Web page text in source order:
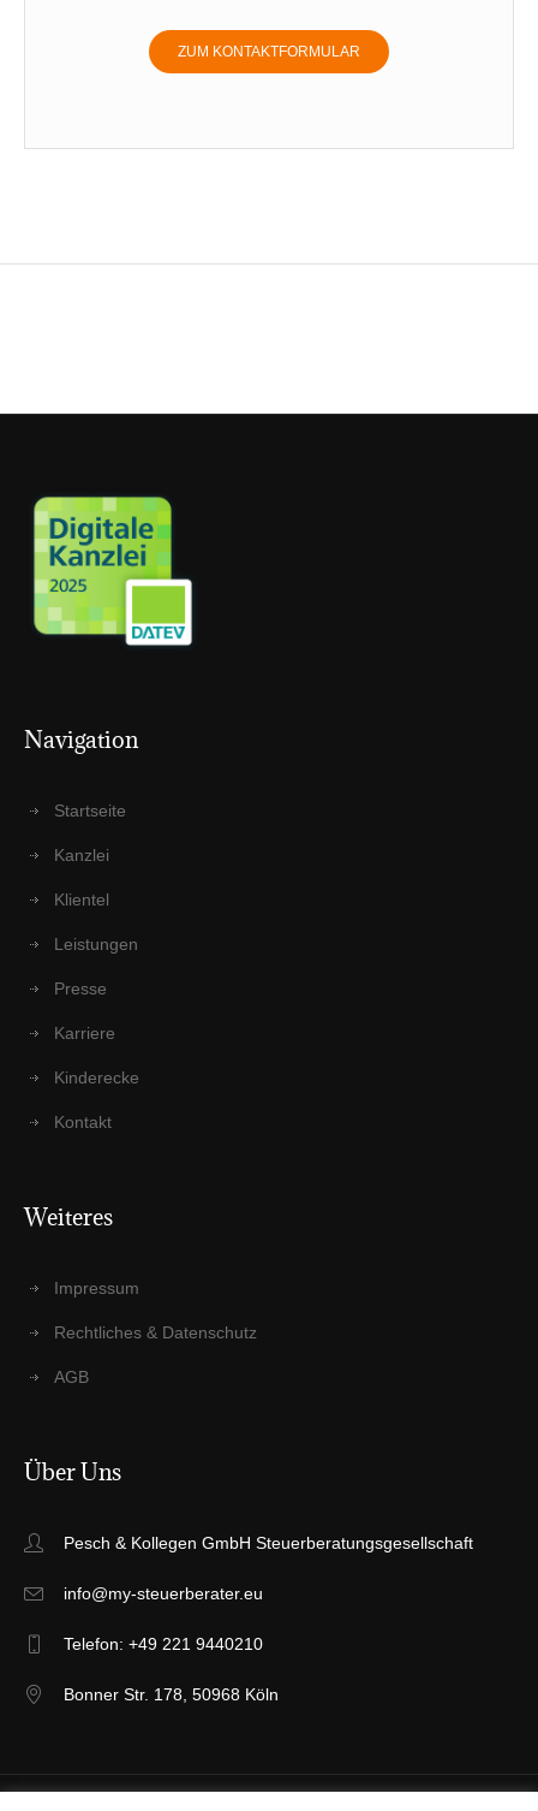
ZUM KON­TAKT­FOR­MU­LAR
Navi­ga­ti­on
Start­sei­te
Kanz­lei
Kli­en­tel
Leis­tun­gen
Pres­se
Kar­rie­re
Kin­der­ecke
Kon­takt
Wei­te­res
Impres­sum
Recht­li­ches & Datenschutz
AGB
Über Uns
Pesch & Kollegen GmbH Steuerberatungsgesellschaft
info@my-steuerberater.eu
Telefon: +49 221 9440210
Bonner Str. 178, 50968 Köln